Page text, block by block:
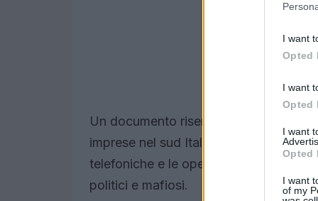
I want
Opted
I want
Opted
I want
Opted
I want
of my
Un documento riservato della
imprese nel sud Italia operano in
telefoniche e le operazioni sotto
politici e mafiosi.